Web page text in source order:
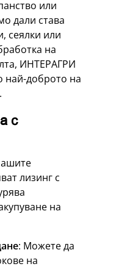
или
дали става
сеялки или
на
ИНТЕРАГРИ
най-доброто на
с
лизинг с
на
: Можете да
на